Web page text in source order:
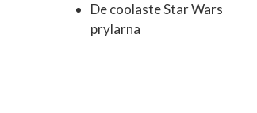
De coolaste Star Wars
prylarna